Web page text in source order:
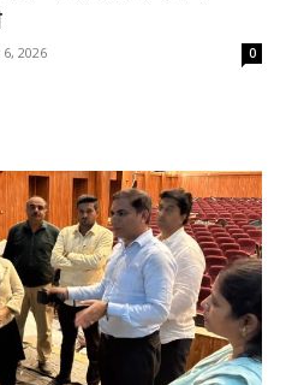
2026 0